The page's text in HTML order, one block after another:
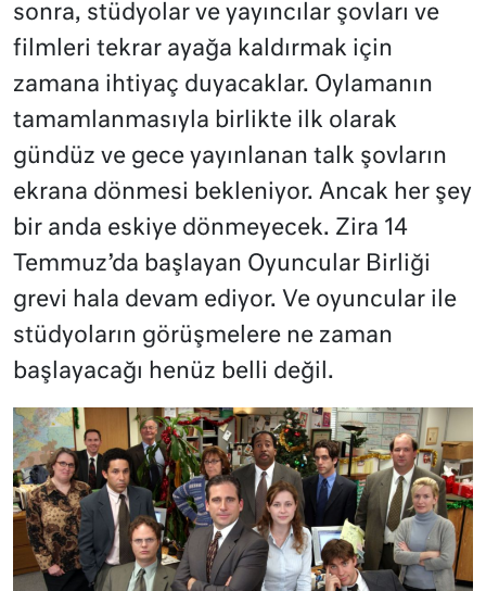
sonra, stüdyolar ve yayıncılar şovları ve
filmleri tekrar ayağa kaldırmak için
zamana ihtiyaç duyacaklar. Oylamanın
tamamlanmasıyla birlikte ilk olarak
gündüz ve gece yayınlanan talk şovların
ekrana dönmesi bekleniyor. Ancak her şey
bir anda eskiye dönmeyecek. Zira 14
Temmuz’da başlayan Oyuncular Birliği
grevi hala devam ediyor. Ve oyuncular ile
stüdyoların görüşmelere ne zaman
başlayacağı henüz belli değil.